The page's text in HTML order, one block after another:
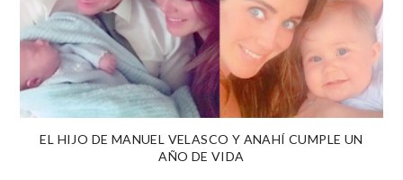
EL HIJO DE MANUEL VELASCO Y ANAHÍ CUMPLE UN
AÑO DE VIDA